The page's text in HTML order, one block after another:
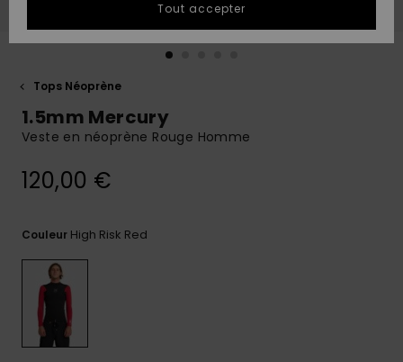
conversation
plus rapide
à votre
question.
Trouvez
Tops Néoprène
1.5mm Mercury
Veste en néoprène Rouge Homme
120,00 €
Couleur High Risk Red
Tout accepter